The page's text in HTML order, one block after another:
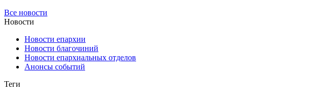
Все новости
Новости
Новости епархии
Новости благочиний
Новости епархиальных отделов
Анонсы событий
Теги